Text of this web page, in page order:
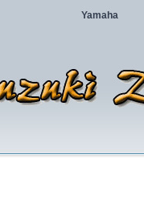
Yamaha